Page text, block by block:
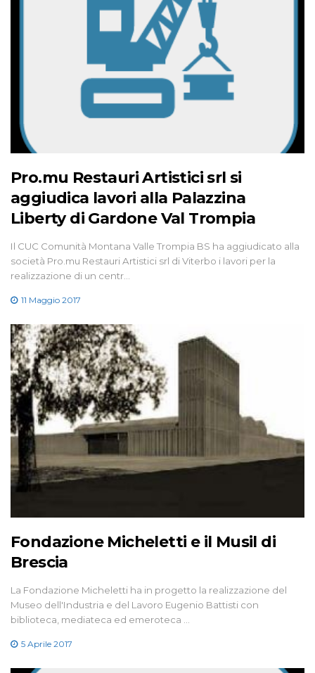
Pro.mu Restauri Artistici srl si
aggiudica lavori alla Palazzina
Liberty di Gardone Val Trompia
Il CUC Comunità Montana Valle Trompia BS ha aggiudicato alla
società Pro.mu Restauri Artistici srl di Viterbo i lavori per la
realizzazione di un centr…
11 Maggio 2017
Fondazione Micheletti e il Musil di
Brescia
La Fondazione Micheletti ha in progetto la realizzazione del
Museo dell'Industria e del Lavoro Eugenio Battisti con
biblioteca, mediateca ed emeroteca …
5 Aprile 2017